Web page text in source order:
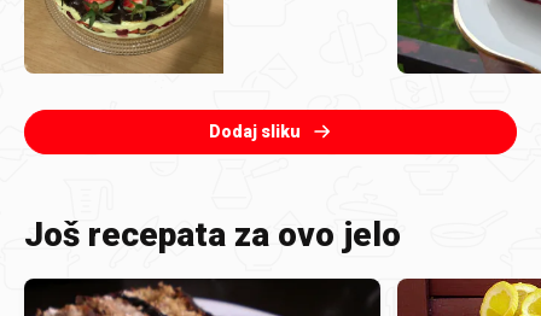
Dodaj sliku
Još recepata za ovo jelo